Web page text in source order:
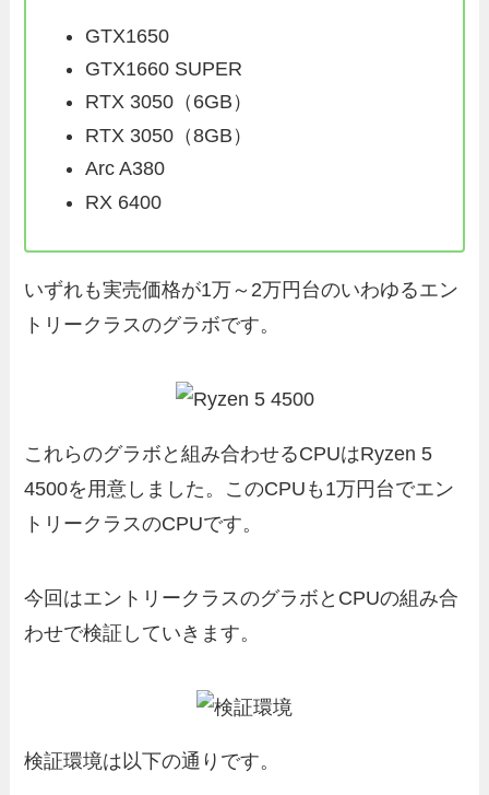
GTX1650
GTX1660 SUPER
RTX 3050（6GB）
RTX 3050（8GB）
Arc A380
RX 6400
いずれも実売価格が1万～2万円台のいわゆるエン
トリークラスのグラボです。
これらのグラボと組み合わせるCPUはRyzen 5
4500を用意しました。このCPUも1万円台でエン
トリークラスのCPUです。
今回はエントリークラスのグラボとCPUの組み合
わせで検証していきます。
検証環境は以下の通りです。